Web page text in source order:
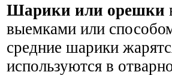
Шарики или орешки
выемками или
средние шарики
используются в